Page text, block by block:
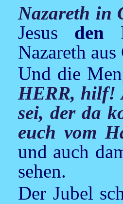
Nazareth in
Jesus
den
Nazareth
Und die
HERR, hilf!
sei, der da
euch vom
und auch
sehen.
Der Jubel